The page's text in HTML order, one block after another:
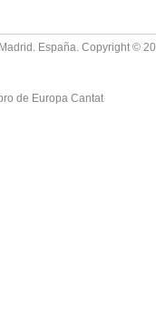
España. Copyright ©
de Europa Cantat